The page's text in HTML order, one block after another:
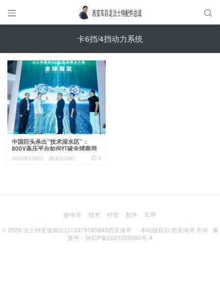
 
卡6挡/4挡动力系统
中国巨头杀出”技术深水区”：
800V高压平台如何打破全球商用
车百年困局？  0
2025年5月6日 阅读(3.24K)
@海哥 技术 经营 配件
车界
© 2026 法士特变速箱出口13379185845西安海哥 本站版权归 西安海哥 所有 备
案号：陕ICP备2021005680号-4